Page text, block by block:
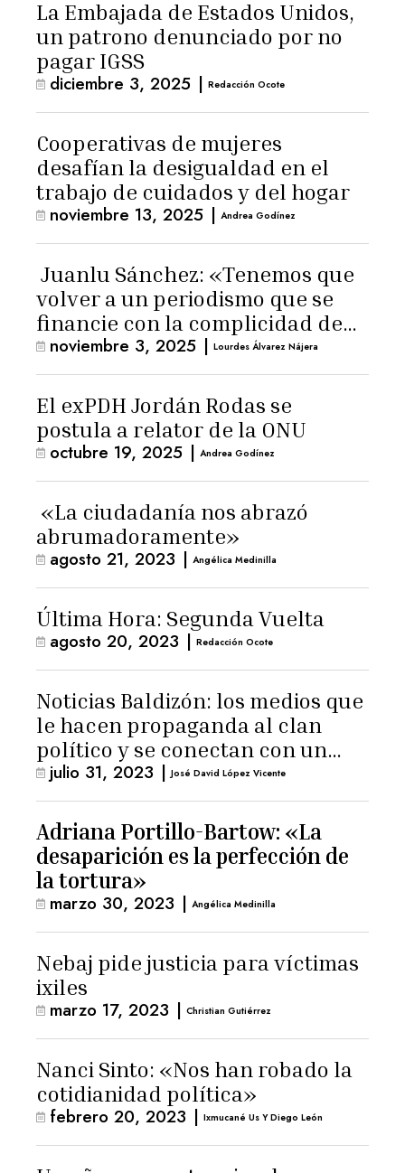
La Embajada de Estados Unidos,
un patrono denunciado por no
pagar IGSS
diciembre 3, 2025 | Redacción Ocote
Cooperativas de mujeres
desafían la desigualdad en el
trabajo de cuidados y del hogar
noviembre 13, 2025 | Andrea Godínez
Juanlu Sánchez: «Tenemos que
volver a un periodismo que se
financie con la complicidad de
los lectores»
noviembre 3, 2025 | Lourdes Álvarez Nájera
El exPDH Jordán Rodas se
postula a relator de la ONU
octubre 19, 2025 | Andrea Godínez
«La ciudadanía nos abrazó
abrumadoramente»
agosto 21, 2023 | Angélica Medinilla
Última Hora: Segunda Vuelta
agosto 20, 2023 | Redacción Ocote
Noticias Baldizón: los medios que
le hacen propaganda al clan
político y se conectan con un
hombre de confianza de
Giammattei
julio 31, 2023 | José David López Vicente
Adriana Portillo-Bartow: «La
desaparición es la perfección de
la tortura»
marzo 30, 2023 | Angélica Medinilla
Nebaj pide justicia para víctimas
ixiles
marzo 17, 2023 | Christian Gutiérrez
Nanci Sinto: «Nos han robado la
cotidianidad política»
febrero 20, 2023 | Ixmucané Us Y Diego León